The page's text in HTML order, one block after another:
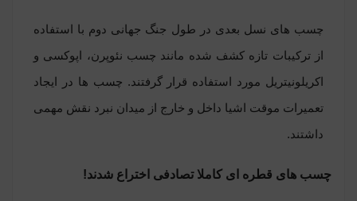
چسب های نسل بعدی در طول جنگ جهانی دوم با استفاده
از ترکیبات تازه کشف شده مانند چسب نئوپرن، اپوکسی و
اکریلونیتریل مورد استفاده قرار گرفتند. چسب ها در ایجاد
تعمیرات موقت اشیا داخل و خارج از میدان نبرد نقش مهمی
داشتند.
چسب های قطره ای کاملا تصادفی اختراع شدند!